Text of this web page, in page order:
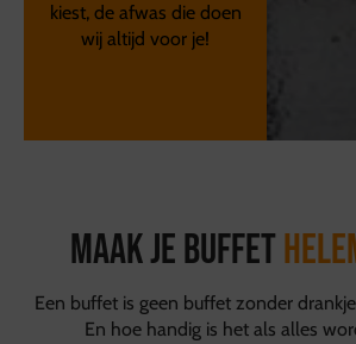
kiest, de afwas die doen
wij altijd voor je!
Maak je buffet
Een buffet is geen buffet zonder
En hoe handig is het als alles